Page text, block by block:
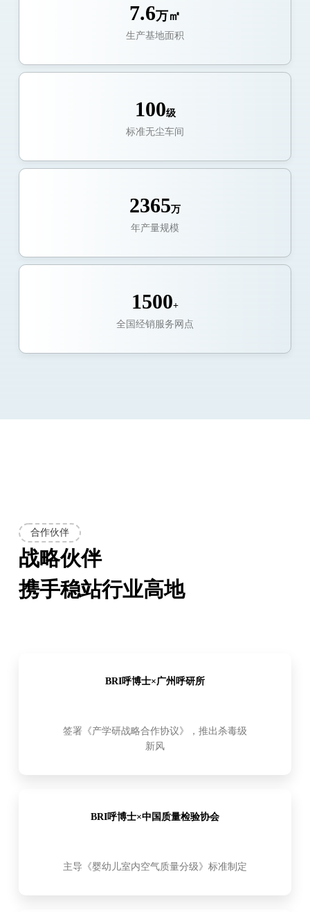
7.6万㎡
生产基地面积
100级
标准无尘车间
2365万
年产量规模
1500+
全国经销服务网点
合作伙伴
战略伙伴
携手稳站行业高地
BRI呼博士×广州呼研所
签署《产学研战略合作协议》，推出杀毒级
新风
BRI呼博士×中国质量检验协会
主导《婴幼儿室内空气质量分级》标准制定